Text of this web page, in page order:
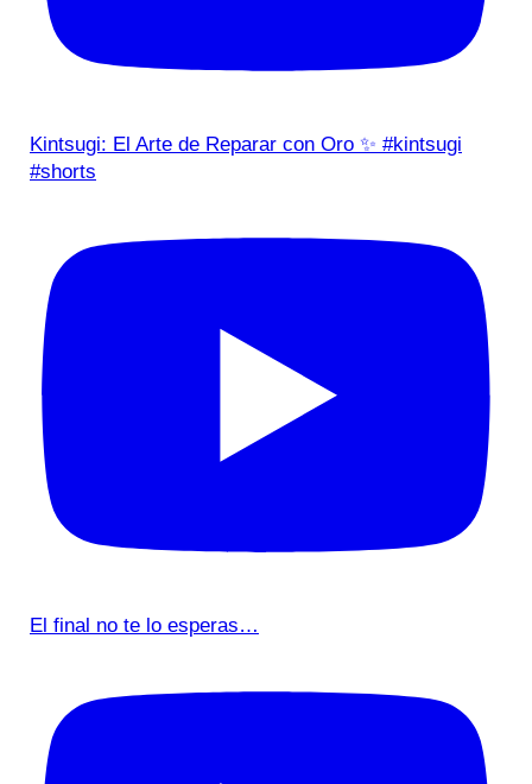
Kintsugi: El Arte de Reparar con Oro ✨ #kintsugi
#shorts
El final no te lo esperas…